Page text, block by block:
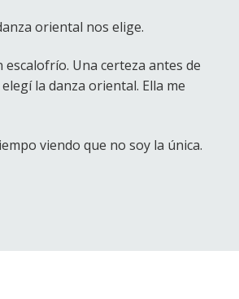
oriental nos elige.
escalofrío. Una certeza antes de
la danza oriental. Ella me
viendo que no soy la única.